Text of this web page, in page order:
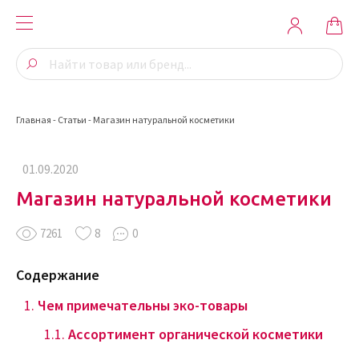
Главная - Статьи - Магазин натуральной косметики
01.09.2020
7261 8 0
Магазин натуральной косметики
Содержание
Чем примечательныэко-товары
Ассортимент органической косметики